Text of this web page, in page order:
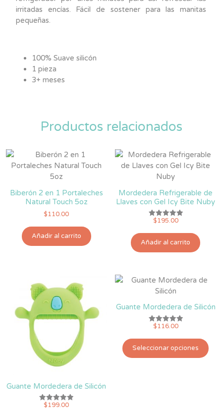
irritadas encías. Fácil de sostener para las manitas
pequeñas.
100% Suave silicón
1 pieza
3+ meses
Productos relacionados
Biberón 2 en 1 Portaleches
Natural Touch 5oz
$110.00
Añadir al carrito
Mordedera Refrigerable de
Llaves con Gel Icy Bite Nuby
Valorado
5.00
de 5
$195.00
Añadir al carrito
Guante Mordedera de Silicón
Valorado
$199.00
Guante Mordedera de Silicón
Valorado
5.00
de 5
$116.00
Seleccionar opciones